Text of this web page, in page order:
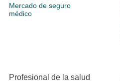
Mercado de seguro
médico
Profesional de la salud